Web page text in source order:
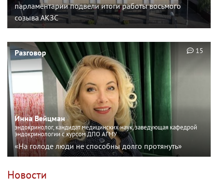
парламентарии подвели итоги работы восьмого
созыва АКЗС
Разговор
Инна Вейцман
эндокринолог, кандидат медицинских наук, заведующая кафедрой
эндокринологии с курсом ДПО АГМУ
«На голоде люди не способны долго протянуть»
15
Новости